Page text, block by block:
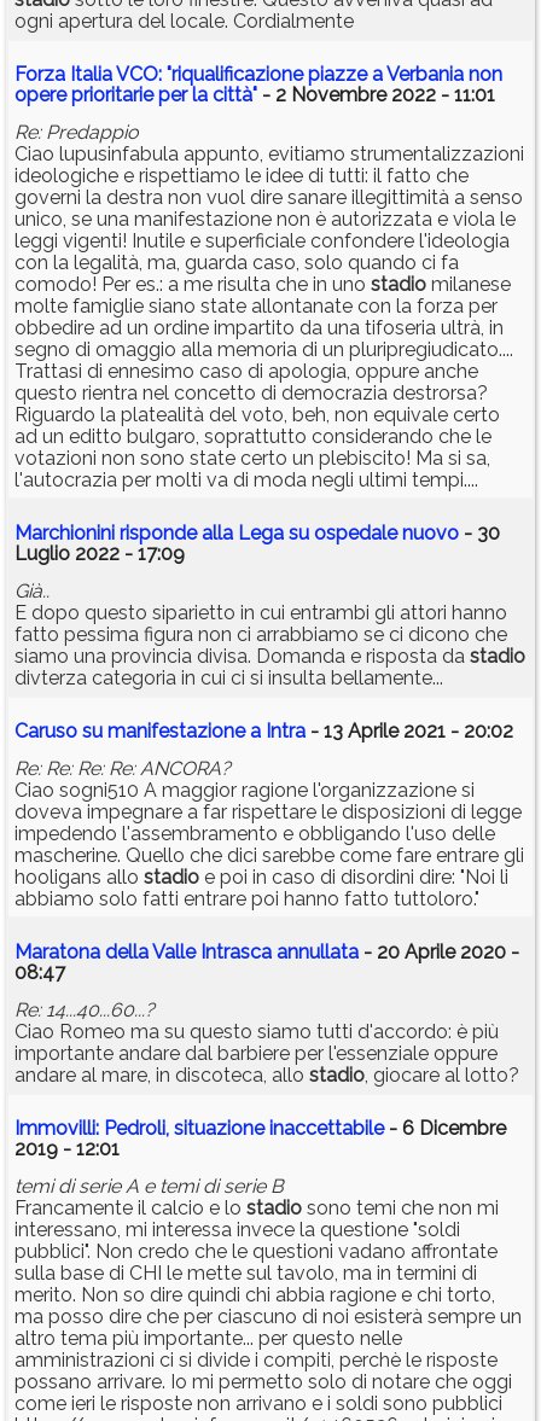
ogni apertura del locale. Cordialmente
Forza Italia VCO: "riqualificazione piazze a Verbania non
opere prioritarie per la città" - 2 Novembre 2022 - 11:01
Re: Predappio
Ciao lupusinfabula appunto, evitiamo strumentalizzazioni
ideologiche e rispettiamo le idee di tutti: il fatto che
governi la destra non vuol dire sanare illegittimità a senso
unico, se una manifestazione non è autorizzata e viola le
leggi vigenti! Inutile e superficiale confondere l'ideologia
con la legalità, ma, guarda caso, solo quando ci fa
comodo! Per es.: a me risulta che in uno stadio milanese
molte famiglie siano state allontanate con la forza per
obbedire ad un ordine impartito da una tifoseria ultrà, in
segno di omaggio alla memoria di un pluripregiudicato....
Trattasi di ennesimo caso di apologia, oppure anche
questo rientra nel concetto di democrazia destrorsa?
Riguardo la platealità del voto, beh, non equivale certo
ad un editto bulgaro, soprattutto considerando che le
votazioni non sono state certo un plebiscito! Ma si sa,
l'autocrazia per molti va di moda negli ultimi tempi....
Marchionini risponde alla Lega su ospedale nuovo - 30
Luglio 2022 - 17:09
Già..
E dopo questo siparietto in cui entrambi gli attori hanno
fatto pessima figura non ci arrabbiamo se ci dicono che
siamo una provincia divisa. Domanda e risposta da stadio
divterza categoria in cui ci si insulta bellamente...
Caruso su manifestazione a Intra - 13 Aprile 2021 - 20:02
Re: Re: Re: Re: ANCORA?
Ciao sogni510 A maggior ragione l'organizzazione si
doveva impegnare a far rispettare le disposizioni di legge
impedendo l'assembramento e obbligando l'uso delle
mascherine. Quello che dici sarebbe come fare entrare gli
hooligans allo stadio e poi in caso di disordini dire: "Noi li
abbiamo solo fatti entrare poi hanno fatto tuttoloro."
Maratona della Valle Intrasca annullata - 20 Aprile 2020 -
08:47
Re: 14...40...60...?
Ciao Romeo ma su questo siamo tutti d'accordo: è più
importante andare dal barbiere per l'essenziale oppure
andare al mare, in discoteca, allo stadio, giocare al lotto?
Immovilli: Pedroli, situazione inaccettabile- 6 Dicembre
2019 - 12:01
temi di serie A e temi di serie B
Francamente il calcio e lo stadio sono temi che non mi
interessano, mi interessa invece la questione "soldi
pubblici". Non credo che le questioni vadano affrontate
sulla base di CHI le mette sul tavolo, ma in termini di
merito. Non so dire quindi chi abbia ragione e chi torto,
ma posso dire che per ciascuno di noi esisterà sempre un
altro tema più importante... per questo nelle
amministrazioni ci si divide i compiti, perchè le risposte
possano arrivare. Io mi permetto solo di notare che oggi
come ieri le risposte non arrivano e i soldi sono pubblici